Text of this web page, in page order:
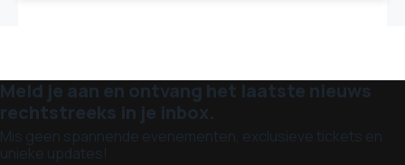
Meld je aan en ontvang het laatste nieuws
rechtstreeks in je inbox.
Mis geen spannende evenementen, exclusieve tickets en
unieke updates!